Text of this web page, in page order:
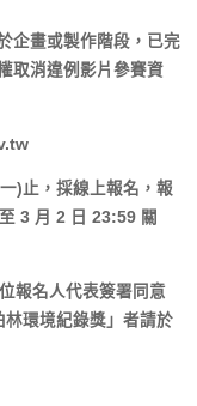
企畫或製作階段，已完
取消違例影片參賽資
)止，採線上報名，報
3 月 2 日 23:59 關
報名人代表簽署同意
環境紀錄獎」者請於